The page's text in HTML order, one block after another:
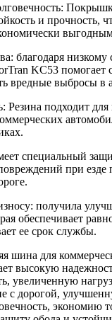
и прочность,
благодаря
KC53 помогает
вредные выбросы в
Резина подходит для
специальный
при
получила
обеспечивает
ее срок службы.
шина для
высокую
увеличенную
с дорогой,
экономию